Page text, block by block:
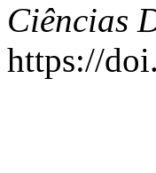
Ciências
https://